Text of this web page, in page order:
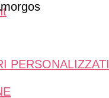
PERSONALIZZATI